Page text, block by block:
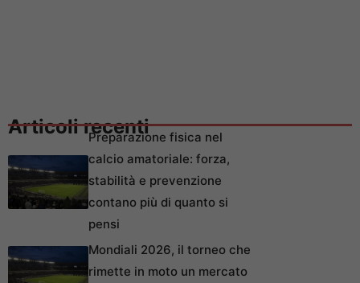
Articoli recentiPreparazione fisica nel
calcio amatoriale: forza,
stabilità e prevenzione
contano più di quanto si
pensi
Mondiali 2026, il torneo che
rimette in moto un mercato